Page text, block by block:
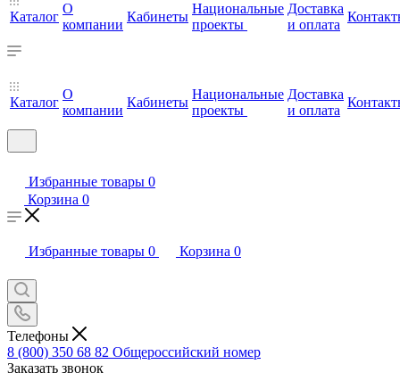
Каталог
О
компании
Кабинеты
Национальные
проекты
Доставка
и оплата
Каталог
О
компании
Кабинеты
Национальные
проекты
Доставка
и оплата
Избранные товары 0
Корзина 0
Избранные товары 0 Корзина 0
Телефоны
8 (800) 350 68 82 Общероссийский номер
Заказать звонок